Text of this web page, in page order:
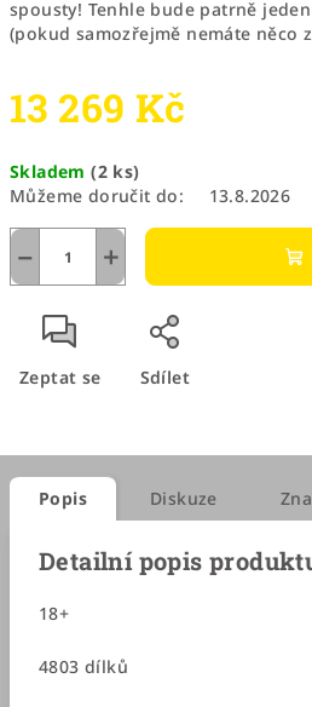
spousty! Tenhle bude patrně
(pokud samozřejmě nemáte něco
13 269 Kč
cena:
Skladem(2 ks)
Můžeme doručit do:
13.8.2026
+
−
Zeptat se Sdílet
Popis Diskuze
Detailní popis
18+
4803 dílků